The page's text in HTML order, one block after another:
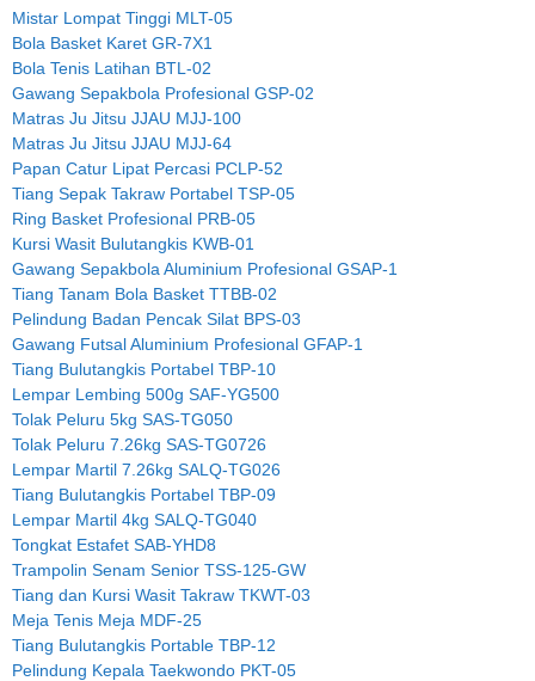
Mistar Lompat Tinggi MLT-05
Bola Basket Karet GR-7X1
Bola Tenis Latihan BTL-02
Gawang Sepakbola Profesional GSP-02
Matras Ju Jitsu JJAU MJJ-100
Matras Ju Jitsu JJAU MJJ-64
Papan Catur Lipat Percasi PCLP-52
Tiang Sepak Takraw Portabel TSP-05
Ring Basket Profesional PRB-05
Kursi Wasit Bulutangkis KWB-01
Gawang Sepakbola Aluminium Profesional GSAP-1
Tiang Tanam Bola Basket TTBB-02
Pelindung Badan Pencak Silat BPS-03
Gawang Futsal Aluminium Profesional GFAP-1
Tiang Bulutangkis Portabel TBP-10
Lempar Lembing 500g SAF-YG500
Tolak Peluru 5kg SAS-TG050
Tolak Peluru 7.26kg SAS-TG0726
Lempar Martil 7.26kg SALQ-TG026
Tiang Bulutangkis Portabel TBP-09
Lempar Martil 4kg SALQ-TG040
Tongkat Estafet SAB-YHD8
Trampolin Senam Senior TSS-125-GW
Tiang dan Kursi Wasit Takraw TKWT-03
Meja Tenis Meja MDF-25
Tiang Bulutangkis Portable TBP-12
Pelindung Kepala Taekwondo PKT-05